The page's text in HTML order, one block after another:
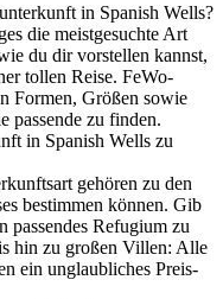
in Spanish Wells?
die meistgesuchte Art
du dir vorstellen kannst,
tollen Reise. FeWo-
Formen, Größen sowie
passende zu finden.
in Spanish Wells zu
gehören zu den
bestimmen können. Gib
passendes Refugium zu
hin zu großen Villen: Alle
ein unglaubliches Preis-